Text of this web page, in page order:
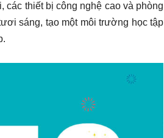
thiết bị công nghệ cao và phòng
sáng, tạo một môi trường học tập